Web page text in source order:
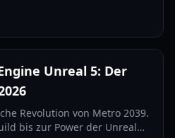
düsterste Metro benötigt
Unreal 5: Der
Revolution von Metro 2039.
bis zur Power der Unreal